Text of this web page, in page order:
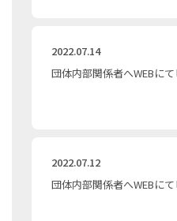
2022.07.14
団体内部関係者へWEBに
2022.07.12
団体内部関係者へWEBに